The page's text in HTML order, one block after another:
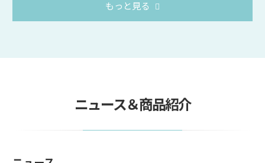
もっと見る
ニュース＆商品紹介